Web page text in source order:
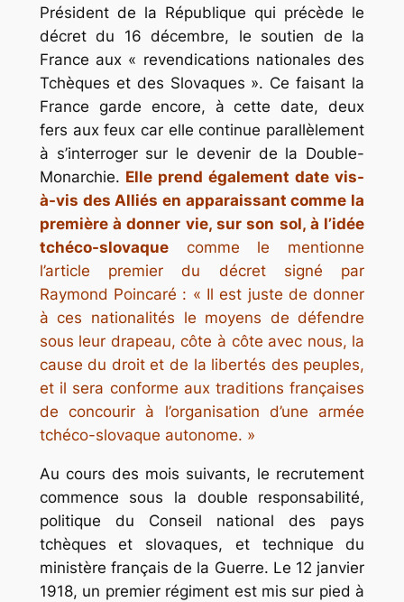
Président de la République qui précède le
décret du 16 décembre, le soutien de la
France aux « revendications nationales des
Tchèques et des Slovaques ». Ce faisant la
France garde encore, à cette date, deux
fers aux feux car elle continue parallèlement
à s’interroger sur le devenir de la Double-
Monarchie. Elle prend également date vis-
à-vis des Alliés en apparaissant comme la
première à donner vie, sur son sol, à l’idée
tchéco-slovaquecomme le mentionne
l’article premier du décret signé par
Raymond Poincaré : « Il est juste de donner
à ces nationalités le moyens de défendre
sous leur drapeau, côte à côte avec nous, la
cause du droit et de la libertés des peuples,
et il sera conforme aux traditions françaises
de concourir à l’organisation d’une armée
tchéco-slovaque autonome. »
Au cours des mois suivants, le recrutement
commence sous la double responsabilité,
politique du Conseil national des pays
tchèques et slovaques, et technique du
ministère français de la Guerre. Le 12 janvier
1918, un premier régiment est mis sur pied à